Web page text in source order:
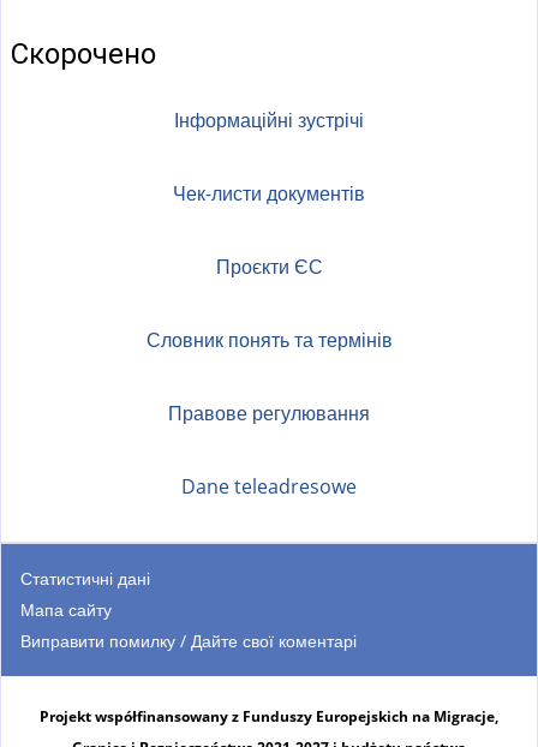
Скорочено
Інформаційні зустрічі
Чек-листи документів
Проєкти ЄС
Словник понять та термінів
Правове регулювання
Dane teleadresowe
Статистичні дані
Мапа сайту
Виправити помилку / Дайте свої коментарі
Projekt współfinansowany z Funduszy Europejskich na Migracje,